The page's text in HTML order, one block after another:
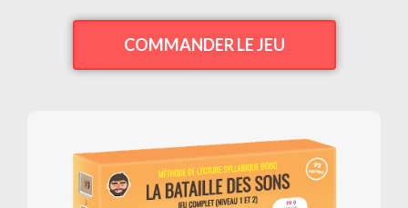
COMMANDER LE JEU